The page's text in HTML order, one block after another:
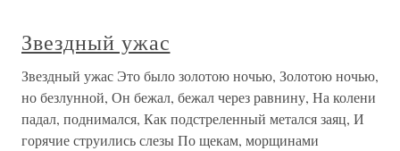
Звездный ужас
Звездный ужас Это было золотою ночью, Золотою ночью,
но безлунной, Он бежал, бежал через равнину, На колени
падал, поднимался, Как подстреленный метался заяц, И
горячие струились слезы По щекам, морщинами